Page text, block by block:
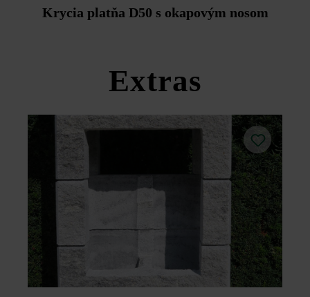
Duoprotect DP30 (paralelná dodávka je možná za
príplatok).
Krycia platňa D50 s okapovým nosom
Extras